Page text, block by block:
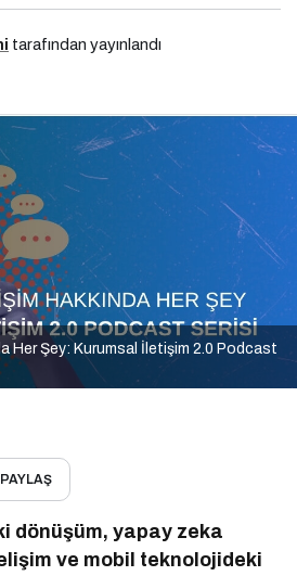
tarafından yayınlandı
Her Şey: Kurumsal İletişim 2.0 Podcast
PAYLAŞ
dönüşüm, yapay zeka
ve mobil teknolojideki